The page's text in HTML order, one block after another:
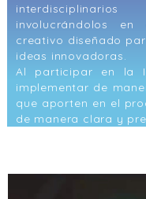
involucrándolos
creativo diseñado
ideas innovadoras.
Al participar en la
implementar de
que aporten en el
de manera clara y